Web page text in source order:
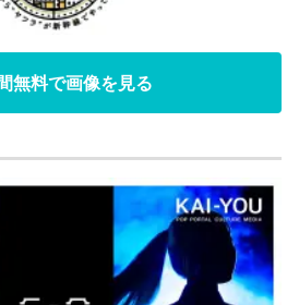
無料で画像を見る